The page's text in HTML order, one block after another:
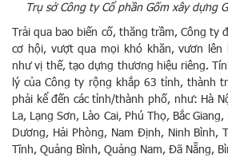
Trụ sở Công ty Cổ phần Gốm xây dựng
Trải qua bao biến cố, thăng trầm, Công ty
cơ hội, vượt qua mọi khó khăn, vươn lên
như vị thế, tạo dựng thương hiệu riêng.
lý của Công ty rộng khắp 63 tỉnh, thành
phải kể đến các tỉnh/thành phố, như: Hà
La, Lạng Sơn, Lào Cai, Phú Thọ, Bắc
Dương, Hải Phòng, Nam Định, Ninh Bình,
Tĩnh, Quảng Bình, Quảng Nam, Đã Nẵng,